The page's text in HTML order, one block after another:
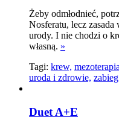
Żeby odmłodnieć,
Nosferatu, lecz
urody. I nie chodzi o
własną. »
Tagi: krew,
uroda i zdrowie,
Duet A+E